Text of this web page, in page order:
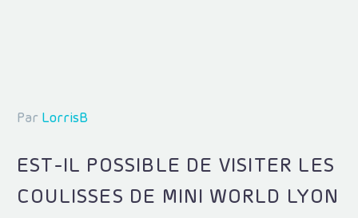
Par LorrisB
EST-IL POSSIBLE DE VISITER LES
COULISSES DE MINI WORLD LYON